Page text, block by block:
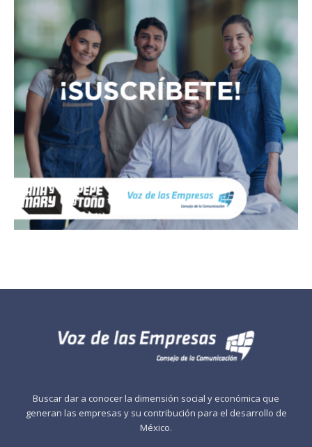
Buscar dar a conocer la dimensión social y económica que
generan las empresas y su contribución para el desarrollo de
México.